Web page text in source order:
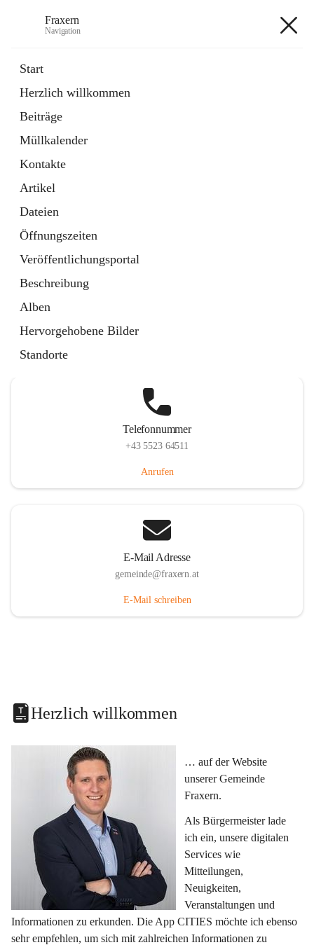
Fraxern
Navigation
Start
Herzlich willkommen
Beiträge
Müllkalender
Kontakte
Artikel
Dateien
Öffnungszeiten
Veröffentlichungsportal
Beschreibung
Alben
Hervorgehobene Bilder
Standorte
Ordner
in
Tab
Formulare
Artikel
öffnet
in
neuem
Tab
Telefonnummer
+43 5523 64511
Anrufen
E-Mail Adresse
gemeinde@fraxern.at
E-Mail schreiben
Herzlich willkommen
… auf der Website
unserer Gemeinde
Fraxern.
Als Bürgermeister lade
ich ein, unsere digitalen
Services wie
Mitteilungen,
Neuigkeiten,
Veranstaltungen und
Informationen zu erkunden. Die App CITIES möchte ich ebenso
sehr empfehlen, um sich mit zahlreichen Informationen zu